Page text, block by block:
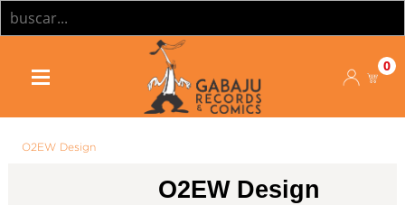
0
O2EW Design
O2EW Design